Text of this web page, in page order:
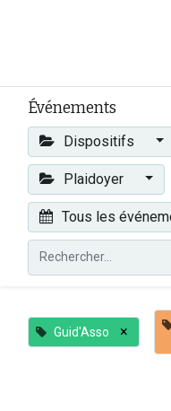
Événements
Dispositifs
Plaidoyer
Tous les
Guid'Asso ×